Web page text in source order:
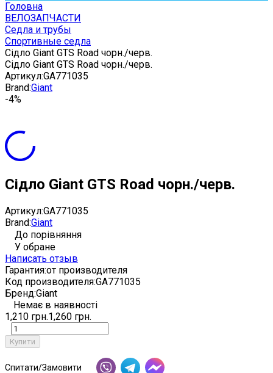
Головна
ВЕЛОЗАПЧАСТИ
Седла и трубы
Спортивные седла
Сідло Giant GTS Road чорн./черв.
Сідло Giant GTS Road чорн./черв.
Артикул:GA771035
Brand:Giant
-4%
Сідло Giant GTS Road чорн./черв.
Артикул:GA771035
Brand:Giant
До порівняння
У обране
Написать отзыв
Гарантия:от производителя
Код производителя:GA771035
Бренд:Giant
Немає в наявності
1,210 грн.1,260 грн.
Купити
Спитати/Замовити